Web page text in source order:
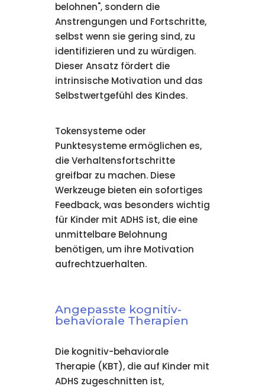
belohnen", sondern die
Anstrengungen und Fortschritte,
selbst wenn sie gering sind, zu
identifizieren und zu würdigen.
Dieser Ansatz fördert die
intrinsische Motivation und das
Selbstwertgefühl des Kindes.
Tokensysteme oder
Punktesysteme ermöglichen es,
die Verhaltensfortschritte
greifbar zu machen. Diese
Werkzeuge bieten ein sofortiges
Feedback, was besonders wichtig
für Kinder mit ADHS ist, die eine
unmittelbare Belohnung
benötigen, um ihre Motivation
aufrechtzuerhalten.
Angepasste kognitiv-
behaviorale Therapien
Die kognitiv-behaviorale
Therapie (KBT), die auf Kinder mit
ADHS zugeschnitten ist,